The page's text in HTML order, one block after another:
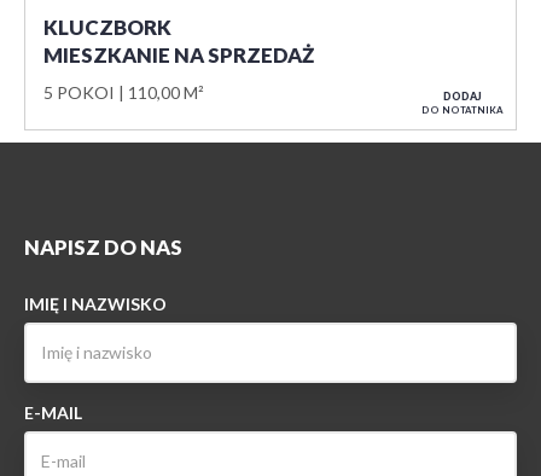
KLUCZBORK
MIESZKANIE NA SPRZEDAŻ
5 POKOI 110,00 M² DODAJ
DO NOTATNIKA
NAPISZ DO NAS
IMIĘ I NAZWISKO
E-MAIL